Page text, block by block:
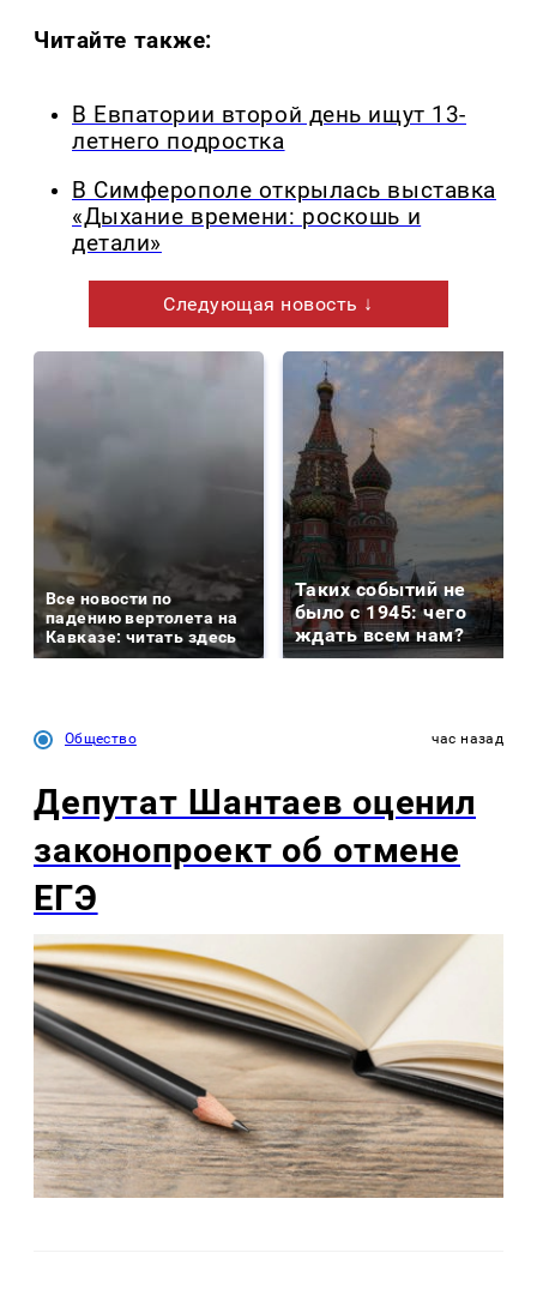
Читайте также:
В Евпатории второй день ищут 13-
летнего подростка
В Симферополе открылась выставка
«Дыхание времени: роскошь и
детали»
Следующая новость ↓
Все новости по
падению вертолета на
Кавказе: читать здесь
Таких событий не
было с 1945: чего
ждать всем нам?
Общество час назад
Депутат Шантаев оценил
законопроект об отмене
ЕГЭ